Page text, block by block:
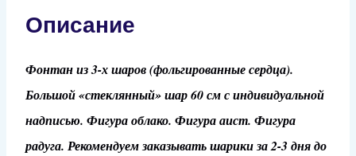
Описание
Фонтан из 3-х шаров (фольгированные сердца).
Большой «стеклянный» шар 60 см с индивидуальной
надписью. Фигура облако. Фигура аист. Фигура
радуга. Рекомендуем заказывать шарики за 2-3 дня до